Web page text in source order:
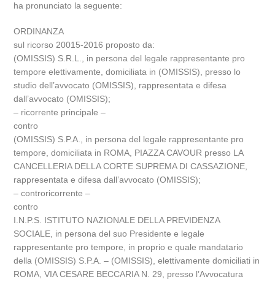
ha pronunciato la seguente:
ORDINANZA
sul ricorso 20015-2016 proposto da:
(OMISSIS) S.R.L., in persona del legale rappresentante pro
tempore elettivamente, domiciliata in (OMISSIS), presso lo
studio dell’avvocato (OMISSIS), rappresentata e difesa
dall’avvocato (OMISSIS);
– ricorrente principale –
contro
(OMISSIS) S.P.A., in persona del legale rappresentante pro
tempore, domiciliata in ROMA, PIAZZA CAVOUR presso LA
CANCELLERIA DELLA CORTE SUPREMA DI CASSAZIONE,
rappresentata e difesa dall’avvocato (OMISSIS);
– controricorrente –
contro
I.N.P.S. ISTITUTO NAZIONALE DELLA PREVIDENZA
SOCIALE, in persona del suo Presidente e legale
rappresentante pro tempore, in proprio e quale mandatario
della (OMISSIS) S.P.A. – (OMISSIS), elettivamente domiciliati in
ROMA, VIA CESARE BECCARIA N. 29, presso l’Avvocatura